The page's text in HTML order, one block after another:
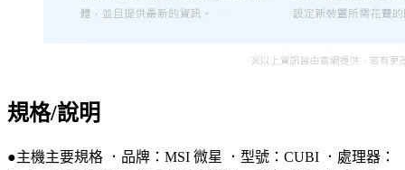
規格/說明
●主機主要規格 ．品牌：MSI 微星 ．型號：CUBI ．處理器：